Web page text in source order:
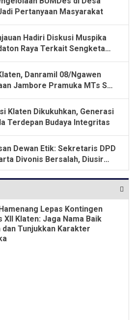
Pertanyaan Masyarakat
Hadiri Diskusi Muspika
Raya Terkait Sengketa
Danramil 08/Ngawen
Jambore Pramuka MTs Se-
Klaten Dikukuhkan, Generasi
Terdepan Budaya Integritas
Dewan Etik: Sekretaris DPD
Divonis Bersalah, Diusir
Empat Tahun
Lepas Kontingen
XII Klaten: Jaga Nama Baik
dan Tunjukkan Karakter